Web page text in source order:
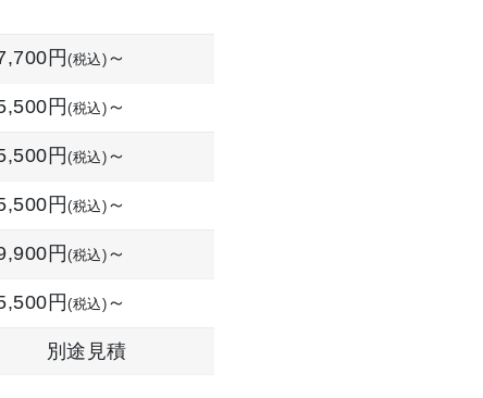
円(税込) ～
円 (税込) ～
円(税込) ～
円 (税込) ～
円 (税込) ～
円 (税込) ～
別途見積